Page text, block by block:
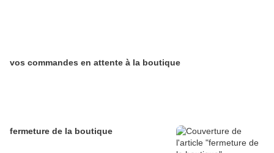
vos commandes en attente à la boutique
fermeture de la boutique